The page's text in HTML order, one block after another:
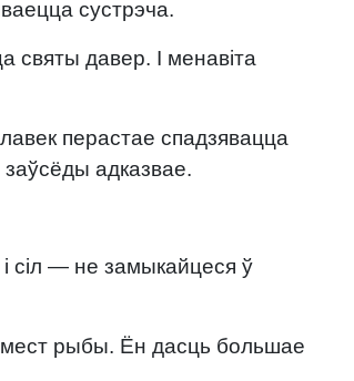
сустрэча.
святы давер. І менавіта
перастае спадзявацца
адказвае.
сіл — не замыкайцеся ў
рыбы. Ён дасць большае